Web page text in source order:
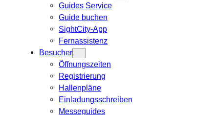
Guides Service
Guide buchen
SightCity-App
Fernassistenz
Besucher
Öffnungszeiten
Registrierung
Hallenpläne
Einladungsschreiben
Messeguides